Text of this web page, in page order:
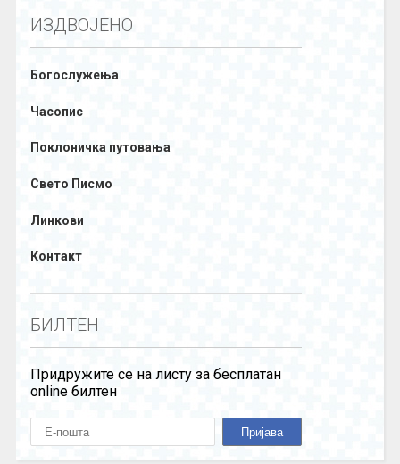
ИЗДВОЈЕНО
Богослужења
Часопис
Поклоничка путовања
Свето Писмо
Линкови
Контакт
БИЛТЕН
Придружите се на листу за бесплатан
online билтен